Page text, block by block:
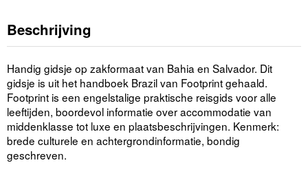
Beschrijving
Handig gidsje op zakformaat van Bahia en Salvador. Dit
gidsje is uit het handboek Brazil van Footprint gehaald.
Footprint is een engelstalige praktische reisgids voor alle
leeftijden, boordevol informatie over accommodatie van
middenklasse tot luxe en plaatsbeschrijvingen. Kenmerk:
brede culturele en achtergrondinformatie, bondig
geschreven.